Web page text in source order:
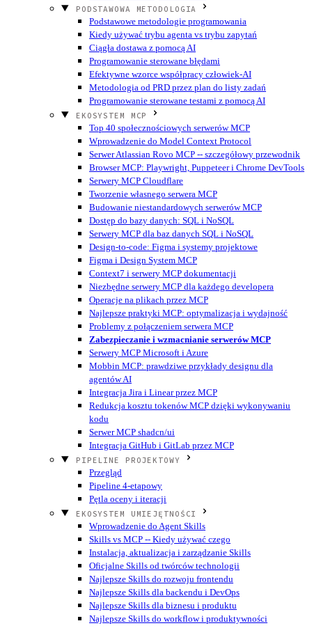
PODSTAWOWA METODOLOGIA
Podstawowe metodologie programowania
Kiedy używać trybu agenta vs trybu zapytań
Ciągła dostawa z pomocą AI
Programowanie sterowane błędami
Efektywne wzorce współpracy człowiek-AI
Metodologia od PRD przez plan do listy zadań
Programowanie sterowane testami z pomocą AI
EKOSYSTEM MCP
Top 40 społecznościowych serwerów MCP
Wprowadzenie do Model Context Protocol
Serwer Atlassian Rovo MCP -- szczegółowy przewodnik
Browser MCP: Playwright, Puppeteer i Chrome DevTools
Serwery MCP Cloudflare
Tworzenie własnego serwera MCP
Budowanie niestandardowych serwerów MCP
Dostęp do bazy danych: SQL i NoSQL
Serwery MCP dla baz danych SQL i NoSQL
Design-to-code: Figma i systemy projektowe
Figma i Design System MCP
Context7 i serwery MCP dokumentacji
Niezbędne serwery MCP dla każdego developera
Operacje na plikach przez MCP
Najlepsze praktyki MCP: optymalizacja i wydajność
Problemy z połączeniem serwera MCP
Zabezpieczanie i wzmacnianie serwerów MCP
Serwery MCP Microsoft i Azure
Mobbin MCP: prawdziwe przykłady designu dla
agentów AI
Integracja Jira i Linear przez MCP
Redukcja kosztu tokenów MCP dzięki wykonywaniu
kodu
Serwer MCP shadcn/ui
Integracja GitHub i GitLab przez MCP
PIPELINE PROJEKTOWY
Przegląd
Pipeline 4-etapowy
Pętla oceny i iteracji
EKOSYSTEM UMIEJĘTNOŚCI
Wprowadzenie do Agent Skills
Skills vs MCP -- Kiedy używać czego
Instalacja, aktualizacja i zarządzanie Skills
Oficjalne Skills od twórców technologii
Najlepsze Skills do rozwoju frontendu
Najlepsze Skills dla backendu i DevOps
Najlepsze Skills dla biznesu i produktu
Najlepsze Skills do workflow i produktywności